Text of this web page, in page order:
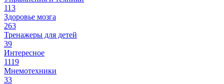
113
Здоровье мозга
263
Тренажеры для детей
39
Интересное
1119
Мнемотехники
33